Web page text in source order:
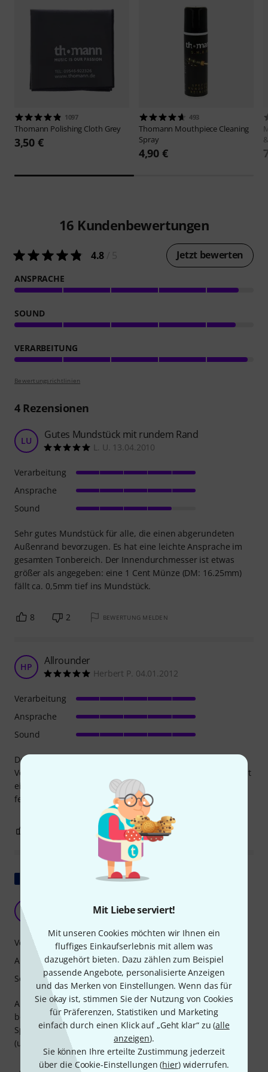
Mit Liebe serviert!
Mit unseren Cookies möchten wir Ihnen ein
fluffiges Einkaufserlebnis mit allem was
dazugehört bieten. Dazu zählen zum Beispiel
passende Angebote, personalisierte Anzeigen
und das Merken von Einstellungen. Wenn das für
Sie okay ist, stimmen Sie der Nutzung von Cookies
für Präferenzen, Statistiken und Marketing
einfach durch einen Klick auf „Geht klar“ zu (alle
anzeigen).
Sie können Ihre erteilte Zustimmung jederzeit
über die Cookie-Einstellungen (hier) widerrufen.
1097
Thomann Polishing Cloth Grey
3,50 €
493
Thomann Mouthpiece Cleaning
Spray
4,90 €
16 Kundenbewertungen
4.8 Jetzt bewerten
ANSPRACHE
SOUND
VERARBEITUNG
Bewertungsrichtlinien
4Rezensionen
LU Gutes Mundstück mit rundem Rand
L. U. 13.04.2010
Sehr gutes Mundstück für alle, die einen abgerundeten
Außenrand bevorzugen. Es hat eine leichte Ansprache im
gesamten Tonbereich. Der Innendurchmesser ist etwas
größer als angegeben: eine 1 Cent Münze (DM: 16.25mm)
fällt ca. 0,5mm tief ins Mundstück.
Verarbeitung
Ansprache
Sound
8 2 BEWERTUNG MELDEN
HP Allrounder
Herbert P. 04.01.2012
Der Allrounder unter den Bach Flügelhornmundstücken.
Vollerer Klang als die Marcinkiewicz Teile. Für Leute, die mit
einem engeren Flügelmundstück umgehen können sehr
fein. Ansonsten müsste man eher in Richtung 3CFL gehen.
Verarbeitung
Ansprache
Sound
BEWERTUNG MELDEN
Original zeigen
JP sehr gutes Mundstück
Jean paul Q. 26.11.2013
Ausgezeichnetes Mundstück, passt mir perfekt. Ich spiele
bereits das 7c auf meiner Trompete; einwandfreies
Spielgefühl vom tiefen C (und darunter) bis zum hohen G
(und darüber hinaus). Leicht zu spielen, gute Intonation.
Verarbeitung
Ansprache
Sound